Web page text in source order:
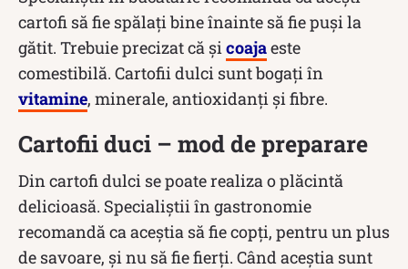
cartofi să fie spălați bine înainte să fie puși la
gătit. Trebuie precizat că și coajaeste
comestibilă. Cartofii dulci sunt bogați în
vitamine, minerale, antioxidanți și fibre.
Cartofii duci – mod de preparare
Din cartofi dulci se poate realiza o plăcintă
delicioasă. Specialiștii în gastronomie
recomandă ca aceștia să fie copți, pentru un plus
de savoare, și nu să fie fierți. Când aceștia sunt